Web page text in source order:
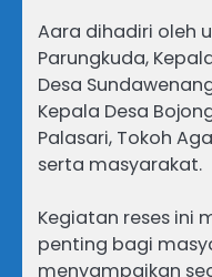
Aara dihadiri oleh
Parungkuda,
Desa
Kepala Desa
Palasari, Tokoh
serta masyarakat.
Kegiatan reses ini
penting bagi
menyampaikan